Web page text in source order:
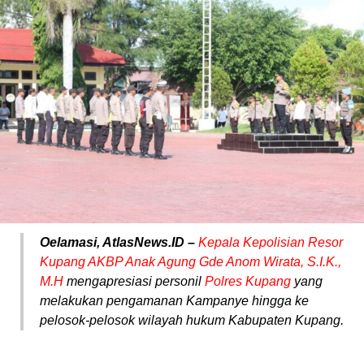
Oelamasi, AtlasNews.ID – Kepala Kepolisian Resor
Kupang AKBP Anak Agung Gde Anom Wirata, S.I.K.,
M.H mengapresiasi personil Polres Kupang yang
melakukan pengamanan Kampanye hingga ke
pelosok-pelosok wilayah hukum Kabupaten Kupang.